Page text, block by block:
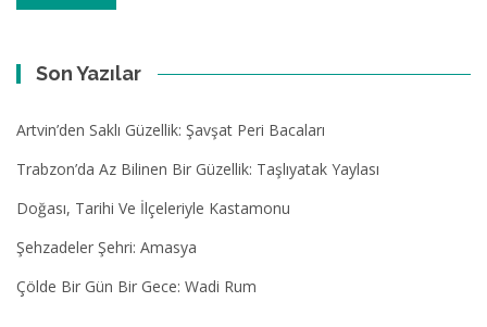
Son Yazılar
Artvin’den Saklı Güzellik: Şavşat Peri Bacaları
Trabzon’da Az Bilinen Bir Güzellik: Taşlıyatak Yaylası
Doğası, Tarihi Ve İlçeleriyle Kastamonu
Şehzadeler Şehri: Amasya
Çölde Bir Gün Bir Gece: Wadi Rum